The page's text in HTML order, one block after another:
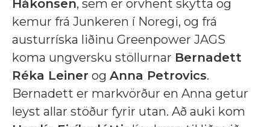
Håkonsen, sem er örvhent skytta og
kemur frá Junkeren í Noregi, og frá
austurríska liðinu Greenpower JAGS
koma ungversku stöllurnar Bernadett
Réka Leiner og Anna Petrovics.
Bernadett er markvörður en Anna getur
leyst allar stöður fyrir utan. Að auki kom